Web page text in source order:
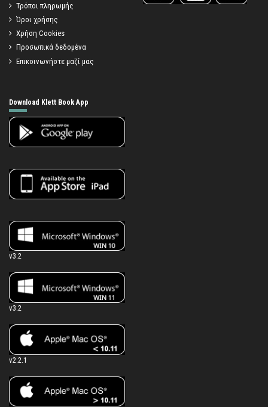
Τρόποι πληρωμής
Όροι χρήσης
Χρήση Cookies
Προσωπικά δεδομένα
Επικοινωνήστε μαζί μας
Download Klett Book App
v3.2
v3.2
v2.2.1